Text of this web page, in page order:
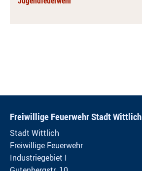
Freiwillige Feuerwehr Stadt Wittlich
Stadt Wittlich
Freiwillige Feuerwehr
Industriegebiet I